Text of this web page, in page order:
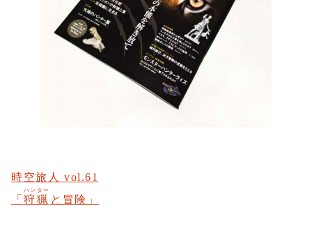
時空旅人 vol.61
「 狩猟
ハンター
と冒険」